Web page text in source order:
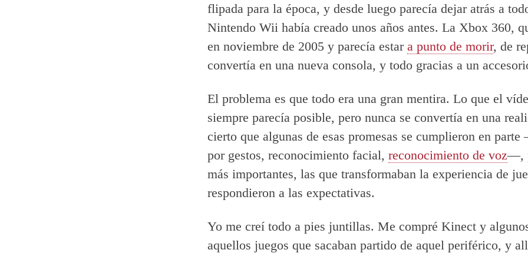
flipada para la época, y desde luego parecía dejar atrás a
Nintendo Wii había creado unos años antes. La Xbox 360,
en noviembre de 2005 y parecía estar a punto de morir, de
convertía en una nueva consola, y todo gracias a un
El problema es que todo era una gran mentira. Lo que el
siempre parecía posible, pero nunca se convertía en una
cierto que algunas de esas promesas se cumplieron en
por gestos, reconocimiento facial, reconocimiento de voz—,
más importantes, las que transformaban la experiencia de
respondieron a las expectativas.
Yo me creí todo a pies juntillas. Me compré Kinect y
aquellos juegos que sacaban partido de aquel periférico, y